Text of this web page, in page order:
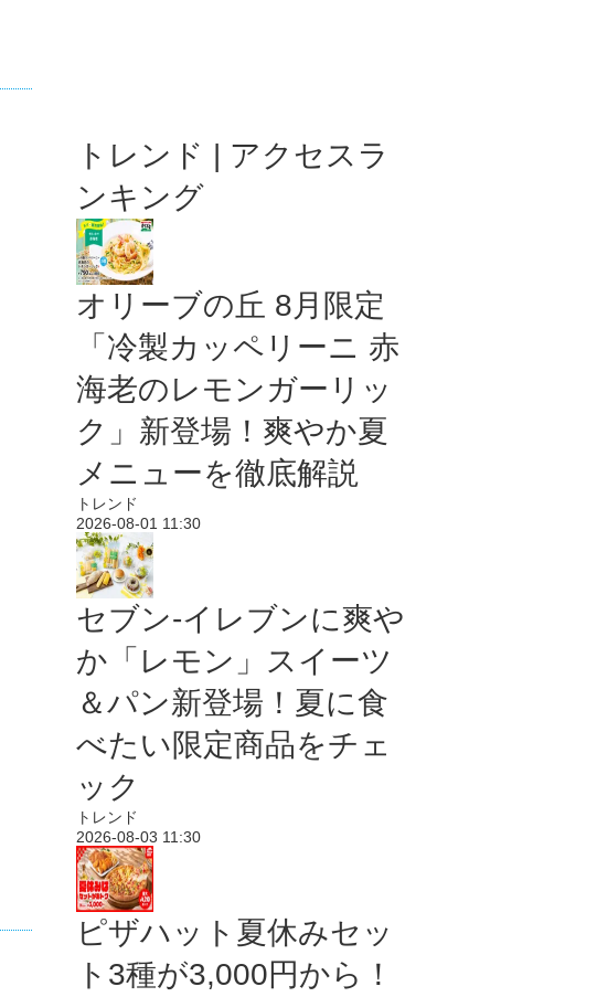
トレンド | アクセスラ
ンキング
オリーブの丘 8月限定
「冷製カッペリーニ 赤
海老のレモンガーリッ
ク」新登場！爽やか夏
メニューを徹底解説
トレンド
2026-08-01 11:30
セブン‐イレブンに爽や
か「レモン」スイーツ
＆パン新登場！夏に食
べたい限定商品をチェ
ック
トレンド
2026-08-03 11:30
ピザハット夏休みセッ
ト3種が3,000円から！